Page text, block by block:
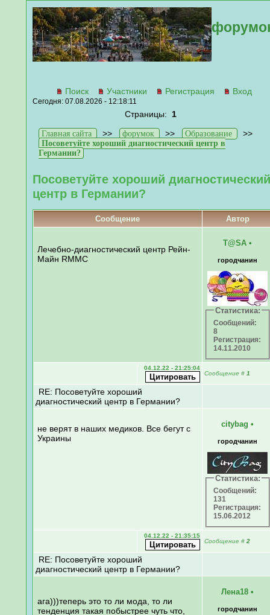
Поиск Участники Регистрация Вход
Сегодня: 07.08.2026 - 12:18:11
Страницы: 1
Главная сайта >> форумок >> Образование >>
Посоветуйте хороший диагностический центр в
Германии?
Посоветуйте хороший диагностический
центр в Германии?
Сообщение Автор
Лечебно-диагностический центр Рейн-
Майн RMMC
T@SA •
городчанин
Статистика:
Сообщений:
8
Регистрация:
14.11.2010
04.12.22 - 21:25:04
Сообщение # 1
RE: Посоветуйте хороший
диагностический центр в Германии?
не верят в наших медиков. Все бегут с
Украины
citybag •
городчанин
Статистика:
Сообщений:
131
Регистрация:
15.06.2012
04.12.22 - 21:35:15
Сообщение # 2
RE: Посоветуйте хороший
диагностический центр в Германии?
ага)))теперь это то ли мода, то ли
тенденция такая побыстрее чуть что,
Лена18 •
городчанин